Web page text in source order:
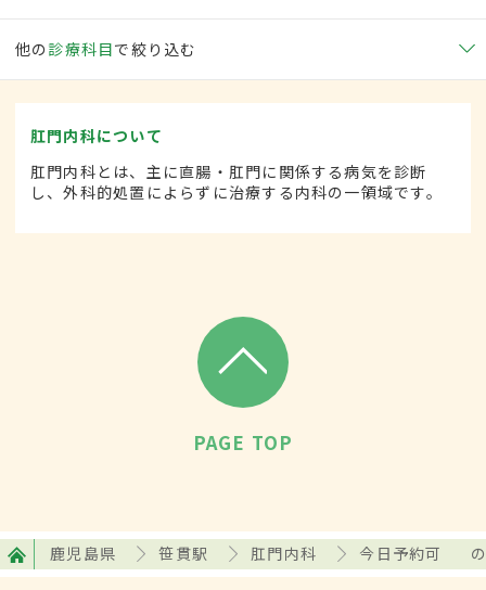
他の 診療科目で絞り込む
肛門内科について
肛門内科とは、主に直腸・肛門に関係する病気を診断
し、外科的処置によらずに治療する内科の一領域です。
PAGE TOP
鹿児島県 笹貫駅 肛門内科 今日予約可